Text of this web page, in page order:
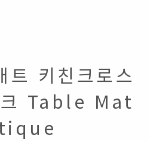
트 키친크로스
크 Table Mat